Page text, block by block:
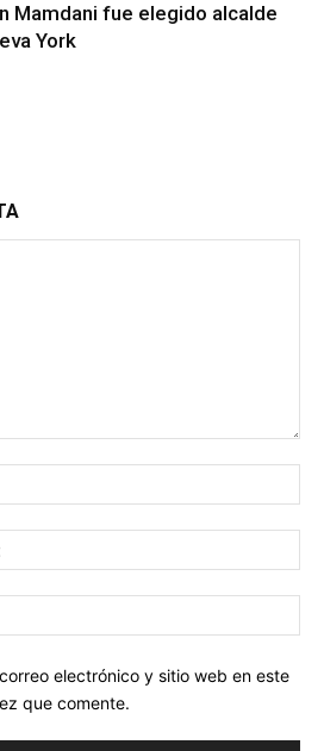
Mamdani fue elegido alcalde
York
electrónico y sitio web en este
que comente.